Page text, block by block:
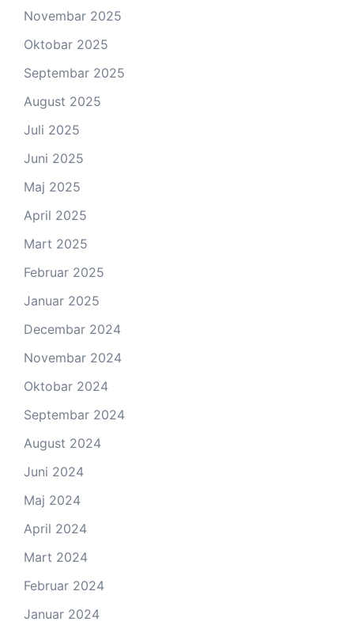
Novembar 2025
Oktobar 2025
Septembar 2025
August 2025
Juli 2025
Juni 2025
Maj 2025
April 2025
Mart 2025
Februar 2025
Januar 2025
Decembar 2024
Novembar 2024
Oktobar 2024
Septembar 2024
August 2024
Juni 2024
Maj 2024
April 2024
Mart 2024
Februar 2024
Januar 2024